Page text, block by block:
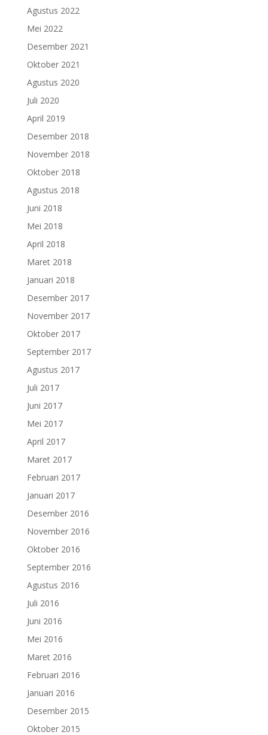
Agustus 2022
Mei 2022
Desember 2021
Oktober 2021
Agustus 2020
Juli 2020
April 2019
Desember 2018
November 2018
Oktober 2018
Agustus 2018
Juni 2018
Mei 2018
April 2018
Maret 2018
Januari 2018
Desember 2017
November 2017
Oktober 2017
September 2017
Agustus 2017
Juli 2017
Juni 2017
Mei 2017
April 2017
Maret 2017
Februari 2017
Januari 2017
Desember 2016
November 2016
Oktober 2016
September 2016
Agustus 2016
Juli 2016
Juni 2016
Mei 2016
Maret 2016
Februari 2016
Januari 2016
Desember 2015
Oktober 2015